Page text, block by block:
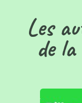
Les
de